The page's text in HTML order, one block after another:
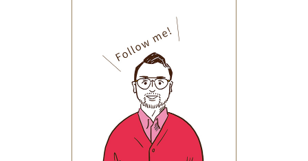
(32)
2025年9月(30)
2025年8月(31)
2025年7月(37)
2025年6月(48)
2025年5月
(41)
2025年4月
(32)